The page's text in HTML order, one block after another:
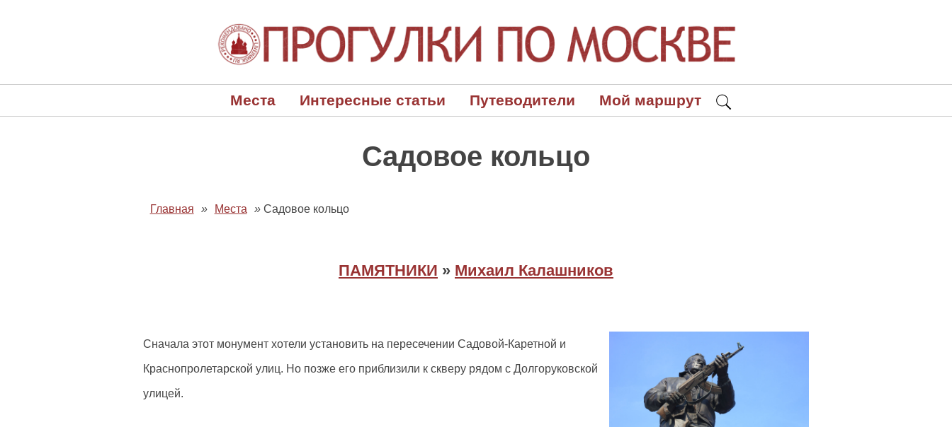
Места Интересные статьи Путеводители Мой маршрут
Садовое кольцо
Главная » Места »Садовое кольцо
ПАМЯТНИКИ » Михаил Калашников
Сначала этот монумент хотели установить на пересечении Садовой-Каретной и
Краснопролетарской улиц. Но позже его приблизили к скверу рядом с Долгоруковской
улицей.